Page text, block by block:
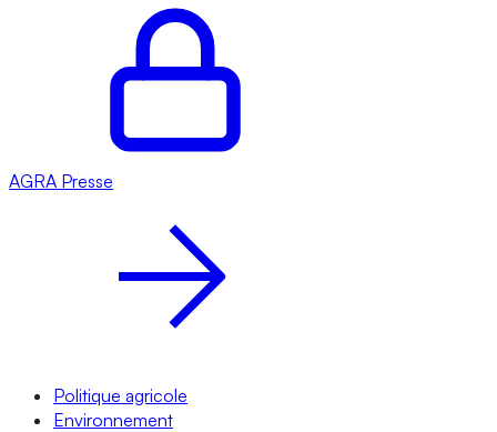
AGRA Presse
Politique agricole
Environnement